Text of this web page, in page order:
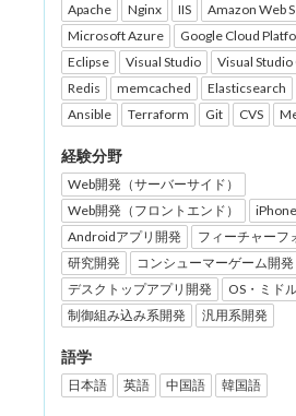
Apache
Nginx IIS
Amazon Web
Microsoft Azure
Google Cloud
Eclipse
Visual Studio Visual Studio
Redis
memcached Elasticsearch
Ansible
Terraform Git CVS
経験分野
Web開発（サーバーサイド）
Web開発（フロントエンド）
Androidアプリ開発
フィーチャーフ
研究開発
コンシューマーゲーム開発
デスクトップアプリ開発
OS・ミド
制御組み込み系開発
汎用系開発
語学
日本語 英語 中国語 韓国語